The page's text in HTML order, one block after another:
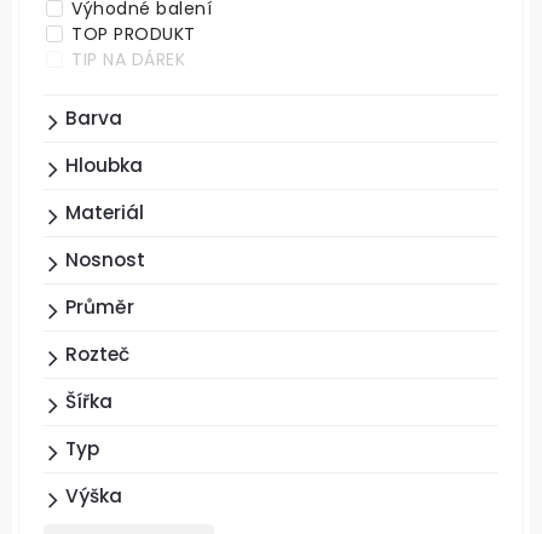
Výhodné balení
TOP PRODUKT
TIP NA DÁREK
Barva
Hloubka
Materiál
Nosnost
Průměr
Rozteč
Šířka
Typ
Výška